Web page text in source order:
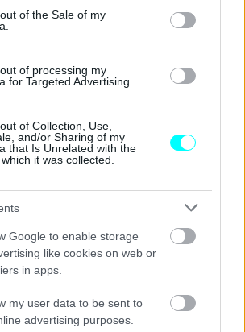
of the Sale of my
of processing my
for Targeted Advertising.
of Collection, Use,
and/or Sharing of my
that Is Unrelated with the
it was collected.
Google to enable storage
like cookies on web or
in apps.
my user data to be sent to
advertising purposes.
ψηφιακός πίνακας οργάνων
αναβάθμιση του μοντέλου του 2025
για την υβριδική έκδοση
οθόνη infotainment 12,3 ιντσών.